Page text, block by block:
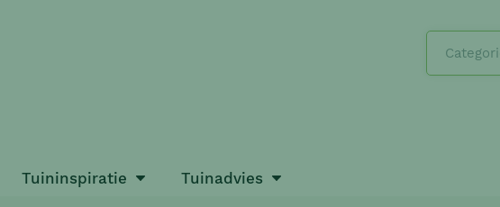
Tuininspiratie Tuinadvies